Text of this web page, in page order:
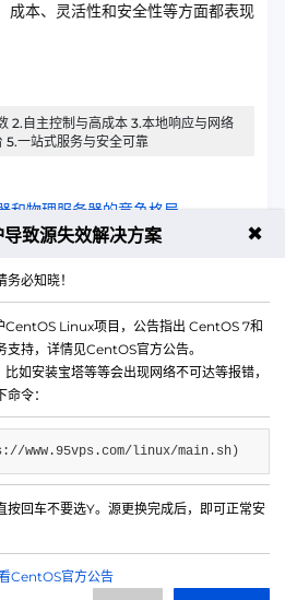
成本、灵活性和安全性等方面都表现
2.自主控制与高成本 3.本地响应与网络
5.一站式服务与安全可靠
和物理服务器的竞争格局
致源失效解决方案 ✖
必知晓！
CentOS Linux项目，公告指出 CentOS 7和
持，详情见CentOS官方公告。
如安装宝塔等等会出现网络不可达等报错，
令：
www.95vps.com/linux/main.sh)
按回车不要选Y。源更换完成后，即可正常安
CentOS官方公告